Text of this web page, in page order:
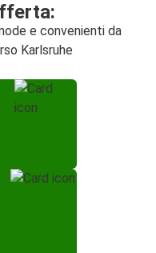
e convenienti da
Karlsruhe